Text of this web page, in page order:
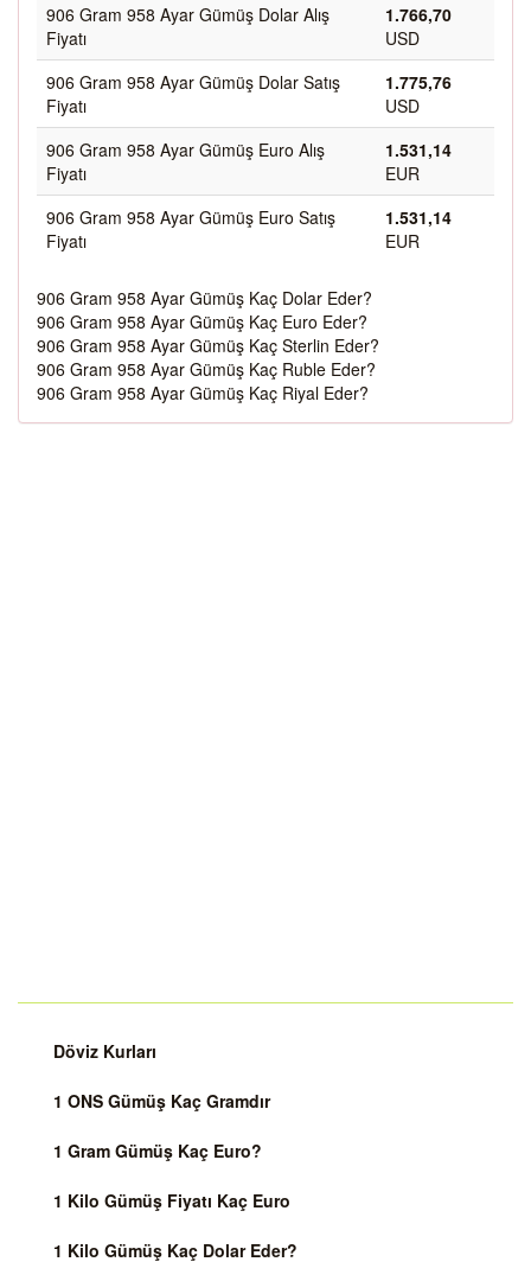
906 Gram 958 Ayar Gümüş Dolar Alış
Fiyatı
1.766,70
USD
906 Gram 958 Ayar Gümüş Dolar Satış
Fiyatı
1.775,76
USD
906 Gram 958 Ayar Gümüş Euro Alış
Fiyatı
1.531,14
EUR
906 Gram 958 Ayar Gümüş Euro Satış
Fiyatı
1.531,14
EUR
906 Gram 958 Ayar Gümüş Kaç Dolar Eder?
906 Gram 958 Ayar Gümüş Kaç Euro Eder?
906 Gram 958 Ayar Gümüş Kaç Sterlin Eder?
906 Gram 958 Ayar Gümüş Kaç Ruble Eder?
906 Gram 958 Ayar Gümüş Kaç Riyal Eder?
Döviz Kurları
1 ONS Gümüş Kaç Gramdır
1 Gram Gümüş Kaç Euro?
1 Kilo Gümüş Fiyatı Kaç Euro
1 Kilo Gümüş Kaç Dolar Eder?